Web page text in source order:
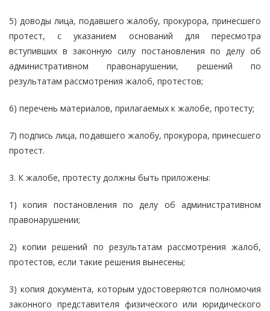
5) доводы лица, подавшего жалобу, прокурора, принесшего
протест, с указанием оснований для пересмотра
вступивших в законную силу постановления по делу об
административном правонарушении, решений по
результатам рассмотрения жалоб, протестов;
6) перечень материалов, прилагаемых к жалобе, протесту;
7) подпись лица, подавшего жалобу, прокурора, принесшего
протест.
3. К жалобе, протесту должны быть приложены:
1) копия постановления по делу об административном
правонарушении;
2) копии решений по результатам рассмотрения жалоб,
протестов, если такие решения вынесены;
3) копия документа, которым удостоверяются полномочия
законного представителя физического или юридического